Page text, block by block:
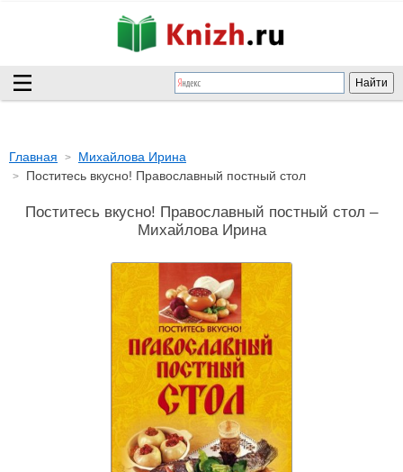
Главная
Михайлова Ирина
Поститесь вкусно! Православный постный стол
Поститесь вкусно! Православный постный стол –
Михайлова Ирина